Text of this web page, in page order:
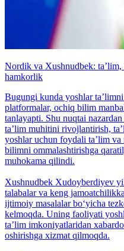
Nordik va Xushnudbek: taʼlim,
hamkorlik
Bugungi kunda yoshlar
platformalar, ochiq bilim
tanlayapti. Shu nuqtai
taʼlim muhitini rivojlantirish,
yoshlar uchun foydali taʼlim
bilimni ommalashtirishga
muhokama qilindi.
Xushnudbek Xudoyberdiyev
talabalar va keng
ijtimoiy masalalar bo‘yicha
kelmoqda. Uning faoliyati
taʼlim imkoniyatlaridan
oshirishga xizmat qilmoqda.